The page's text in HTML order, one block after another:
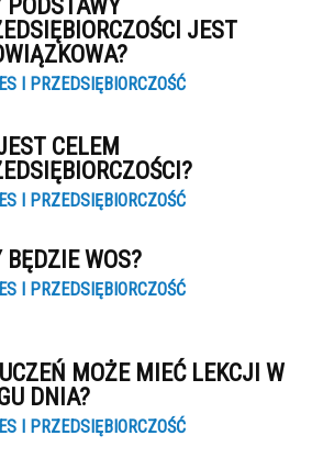
PODSTAWY
JEST
I PRZEDSIĘBIORCZOŚĆ
CELEM
I PRZEDSIĘBIORCZOŚĆ
BĘDZIE WOS?
I PRZEDSIĘBIORCZOŚĆ
UCZEŃ MOŻE MIEĆ LEKCJI W
DNIA?
I PRZEDSIĘBIORCZOŚĆ